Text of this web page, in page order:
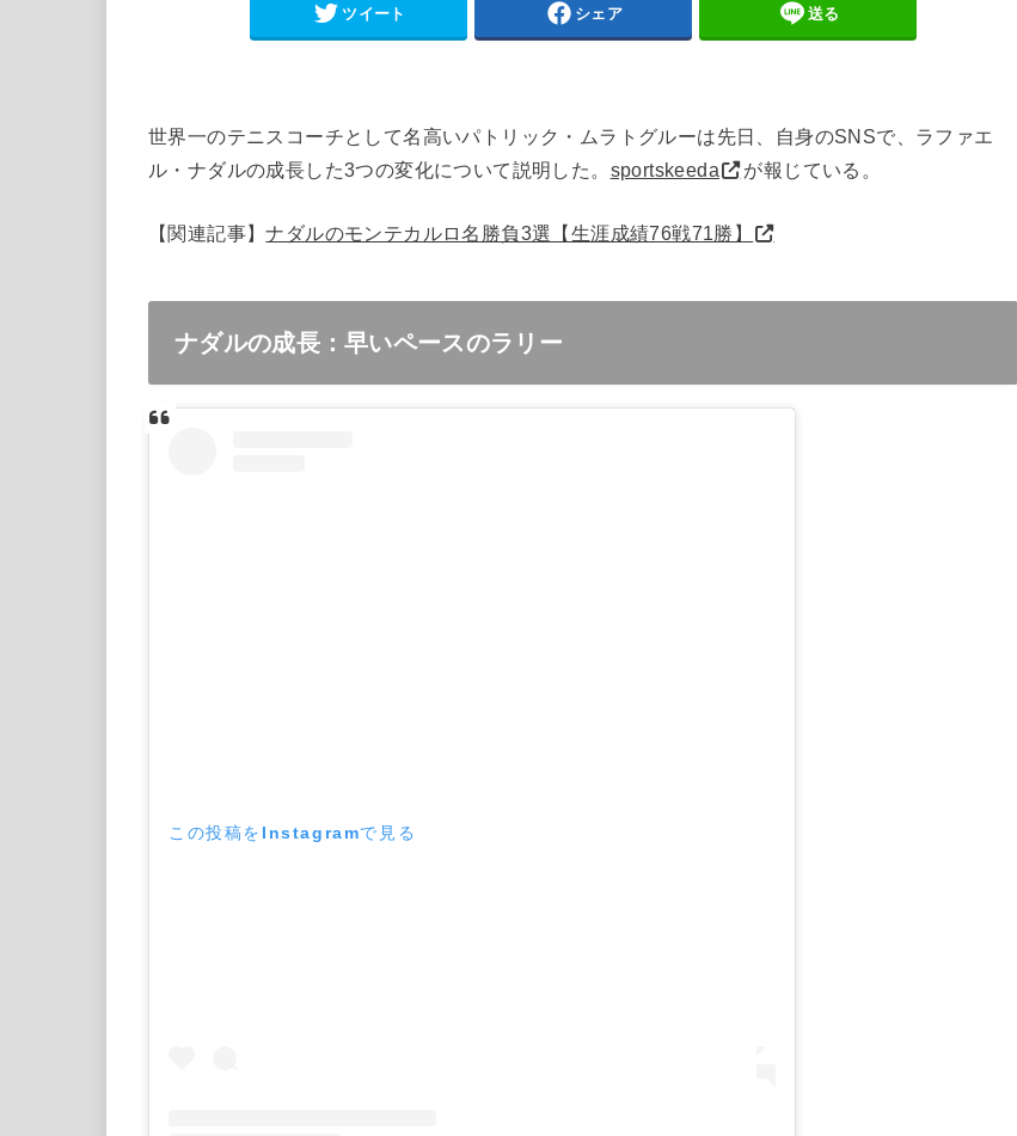
ツイート シェア 送る
世界一のテニスコーチとして名高いパトリック・ムラトグルーは先日、自身のSNSで、ラファエ
ル・ナダルの成長した3つの変化について説明した。 sportskeeda が報じている。
【関連記事】ナダルのモンテカルロ名勝負3選【生涯成績76戦71勝】
ナダルの成長：早いペースのラリー
この投稿をInstagramで見る